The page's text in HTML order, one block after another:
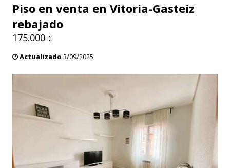
Piso en venta en Vitoria-Gasteiz
rebajado
175.000 €
Actualizado 3/09/2025